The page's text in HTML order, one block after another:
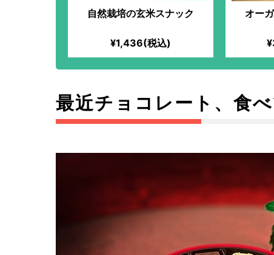
自然栽培の玄米スナック
¥1,436(税込)
オー
最近チョコレート、食